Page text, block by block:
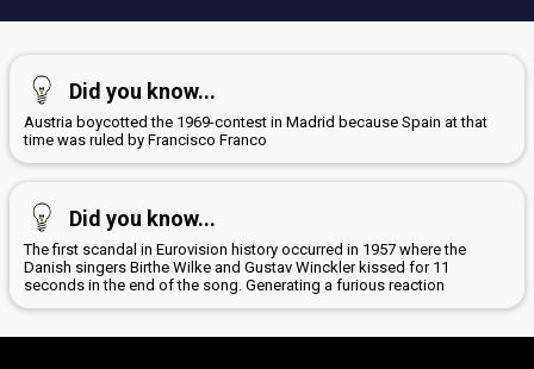
Did you know...
Austria boycotted the 1969-contest in Madrid because Spain at that
time was ruled by Francisco Franco
Did you know...
The first scandal in Eurovision history occurred in 1957 where the
Danish singers Birthe Wilke and Gustav Winckler kissed for 11
seconds in the end of the song. Generating a furious reaction